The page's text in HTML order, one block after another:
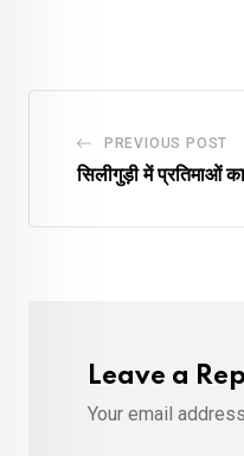
PREVIOUS POST
सिलीगुड़ी में प्रतिमाओं
Leave a
Your email